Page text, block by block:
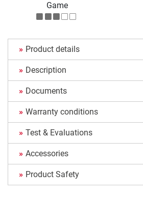
Game
Product details
Description
Documents
Warranty conditions
Test & Evaluations
Accessories
Product Safety